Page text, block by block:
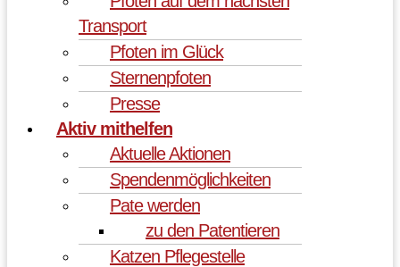
Transport
Pfoten im Glück
Sternenpfoten
Presse
Aktiv mithelfen
Aktuelle Aktionen
Spendenmöglichkeiten
Pate werden
zu den Patentieren
Katzen Pflegestelle